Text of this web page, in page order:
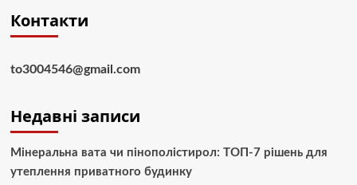
Контакти
to3004546@gmail.com
Недавні записи
Мінеральна вата чи пінополістирол: ТОП-7 рішень для
утеплення приватного будинку